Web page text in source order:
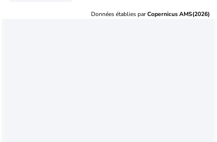
Données établies parCopernicus AMS(2026)